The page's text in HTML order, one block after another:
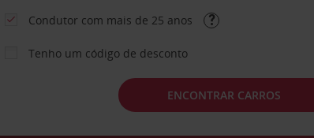
Condutor com mais de 25 anos
Tenho um código de desconto
ENCONTRAR CARROS